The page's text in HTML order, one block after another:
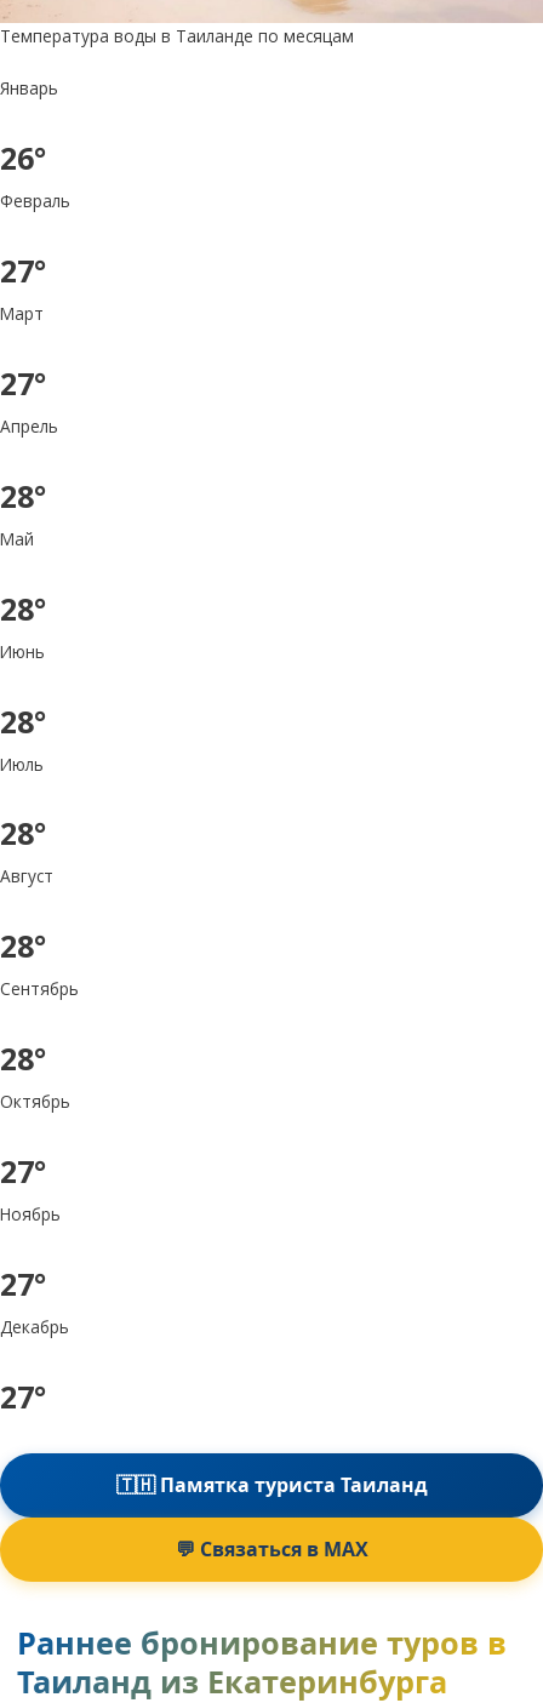
Температура воды в Таиланде по месяцам
Январь
26°
Февраль
27°
Март
27°
Апрель
28°
Май
28°
Июнь
28°
Июль
28°
Август
28°
Сентябрь
28°
Октябрь
27°
Ноябрь
27°
Декабрь
27°
🇹🇭 Памятка туриста Таиланд
💬 Связаться в MAX
Раннее бронирование туров в
Таиланд из Екатеринбурга